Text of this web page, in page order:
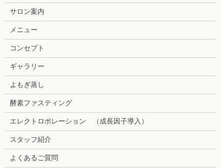
サロン案内
メニュー
コンセプト
ギャラリー
よもぎ蒸し
酵素ファスティング
エレクトロポレーション （成長因子導入）
スタッフ紹介
よくあるご質問